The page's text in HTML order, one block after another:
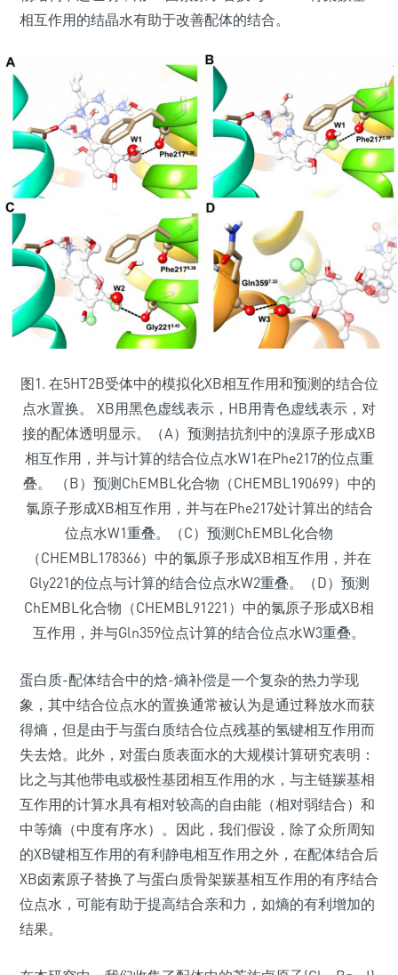
相互作用的结晶水有助于改善配体的结合。
图1. 在5HT2B受体中的模拟化XB相互作用和预测的结合位
点水置换。 XB用黑色虚线表示，HB用青色虚线表示，对
接的配体透明显示。（A）预测拮抗剂中的溴原子形成XB
相互作用，并与计算的结合位点水W1在Phe217的位点重
叠。 （B）预测ChEMBL化合物（CHEMBL190699）中的
氯原子形成XB相互作用，并与在Phe217处计算出的结合
位点水W1重叠。（C）预测ChEMBL化合物
（CHEMBL178366）中的氯原子形成XB相互作用，并在
Gly221的位点与计算的结合位点水W2重叠。（D）预测
ChEMBL化合物（CHEMBL91221）中的氯原子形成XB相
互作用，并与Gln359位点计算的结合位点水W3重叠。
蛋白质-配体结合中的焓-熵补偿是一个复杂的热力学现
象，其中结合位点水的置换通常被认为是通过释放水而获
得熵，但是由于与蛋白质结合位点残基的氢键相互作用而
失去焓。此外，对蛋白质表面水的大规模计算研究表明：
比之与其他带电或极性基团相互作用的水，与主链羰基相
互作用的计算水具有相对较高的自由能（相对弱结合）和
中等熵（中度有序水）。因此，我们假设，除了众所周知
的XB键相互作用的有利静电相互作用之外，在配体结合后
XB卤素原子替换了与蛋白质骨架羰基相互作用的有序结合
位点水，可能有助于提高结合亲和力，如熵的有利增加的
结果。